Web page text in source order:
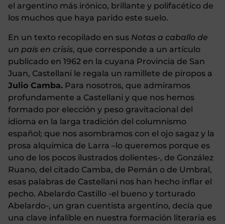
el argentino más irónico, brillante y polifacético de
los muchos que haya parido este suelo.
En un texto recopilado en sus Notas a caballo de
un país en crisis, que corresponde a un artículo
publicado en 1962 en la cuyana Provincia de San
Juan, Castellani le regala un ramillete de piropos a
Julio Camba. Para nosotros, que admiramos
profundamente a Castellani y que nos hemos
formado por elección y peso gravitacional del
idioma en la larga tradición del columnismo
español; que nos asombramos con el ojo sagaz y la
prosa alquímica de Larra –lo queremos porque es
uno de los pocos ilustrados dolientes-, de González
Ruano, del citado Camba, de Pemán o de Umbral,
esas palabras de Castellani nos han hecho inflar el
pecho. Abelardo Castillo -el bueno y torturado
Abelardo-, un gran cuentista argentino, decía que
una clave infalible en nuestra formación literaria es